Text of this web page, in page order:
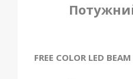
FREE COLOR LED